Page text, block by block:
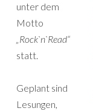
unter dem
Motto
„Rock`n`Read“
statt.
Geplant sind
Lesungen,